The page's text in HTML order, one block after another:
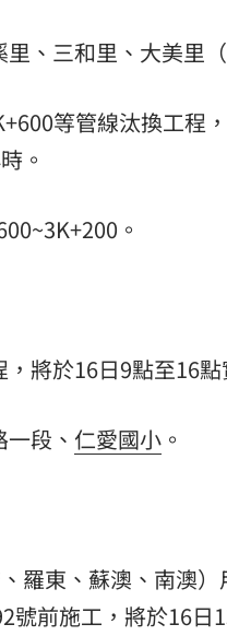
、三和里、大美里
等管線汰換工程
。
。
將於16日9點至16點
段、 仁愛國小 。
東、蘇澳、南澳）
號前施工，將於16